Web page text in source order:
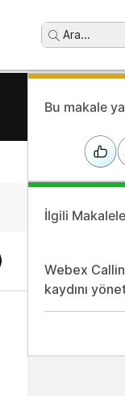
Ara...
Bu makale
İlgili
Webex
kaydını